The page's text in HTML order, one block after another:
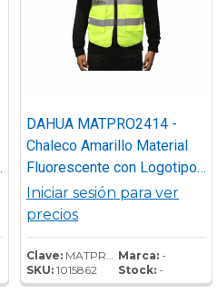
DAHUA MATPRO2414 -
Chaleco Amarillo Material
Fluorescente con Logotipo
Dahua/ Promocional
Iniciar sesión para ver
precios
Clave: MATPRO2414
SKU: 1015862
Marca:-
Stock:-